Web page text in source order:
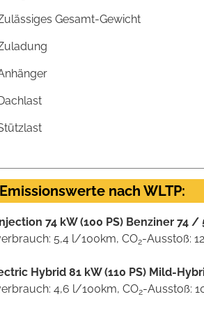
Gesamt-Gewicht
nach WLTP:
74 kW (100 PS) Benziner 74
5,4 l/100km, CO2-Ausstoß:
Hybrid 81 kW (110 PS) Mild-
4,6 l/100km, CO2-Ausstoß: